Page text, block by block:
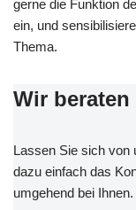
gerne die Funktion
ein, und
Thema.
Wir beraten
Lassen Sie sich von
dazu einfach das
umgehend bei Ihnen.